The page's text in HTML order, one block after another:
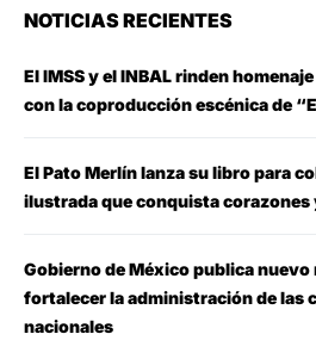
NOTICIAS RECIENTES
El IMSS y el INBAL rinden
con la coproducción escénica de
El Pato Merlín lanza su libro para
ilustrada que conquista corazones
Gobierno de México publica nuevo
fortalecer la administración de las
nacionales